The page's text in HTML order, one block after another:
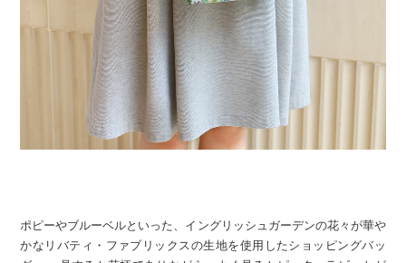
ポピーやブルーベルといった、イングリッシュガーデンの花々が華や
かなリバティ・ファブリックスの生地を使用したショッピングバッ